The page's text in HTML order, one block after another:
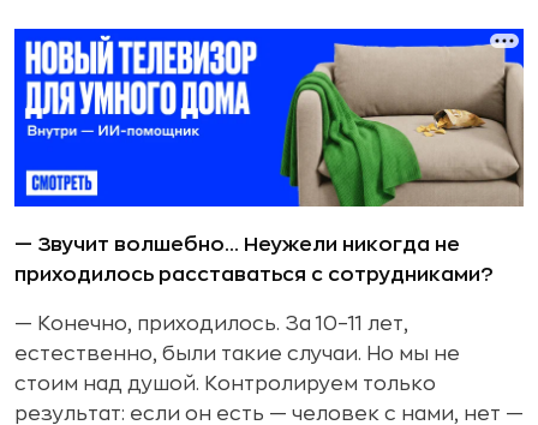
— Звучит волшебно... Неужели никогда не
приходилось расставаться с сотрудниками?
— Конечно, приходилось. За 10–11 лет,
естественно, были такие случаи. Но мы не
стоим над душой. Контролируем только
результат: если он есть — человек с нами, нет —